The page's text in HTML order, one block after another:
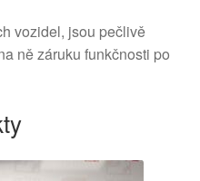
vozidel, jsou pečlivě
ně záruku funkčnosti po